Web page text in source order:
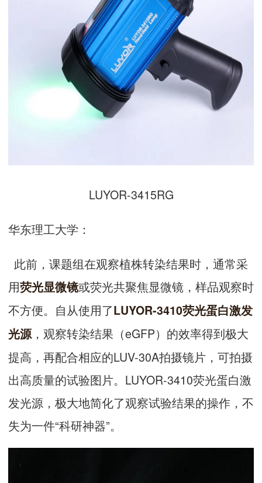
LUYOR-3415RG
华东理工大学：
此前，课题组在观察植株转染结果时，通常采
用荧光显微镜或荧光共聚焦显微镜，样品观察时
不方便。自从使用了LUYOR-3410荧光蛋白激发
光源 ，观察转染结果（eGFP）的效率得到极大
提高，再配合相应的LUV-30A拍摄镜片，可拍摄
出高质量的试验图片。LUYOR-3410荧光蛋白激
发光源，极大地简化了观察试验结果的操作，不
失为一件“科研神器”。